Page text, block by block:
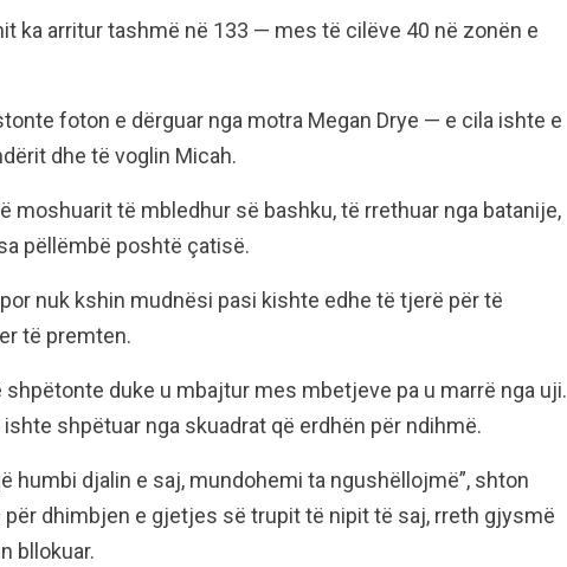
ka arritur tashmë në 133 — mes të cilëve 40 në zonën e
foton e dërguar nga motra Megan Drye — e cila ishte e
dhe të voglin Micah.
moshuarit të mbledhur së bashku, të rrethuar nga batanije,
pëllëmbë poshtë çatisë.
nuk kshin mudnësi pasi kishte edhe të tjerë për të
të premten.
shpëtonte duke u mbajtur mes mbetjeve pa u marrë nga uji.
shpëtuar nga skuadrat që erdhën për ndihmë.
humbi djalin e saj, mundohemi ta ngushëllojmë”, shton
për dhimbjen e gjetjes së trupit të nipit të saj, rreth gjysmë
bllokuar.